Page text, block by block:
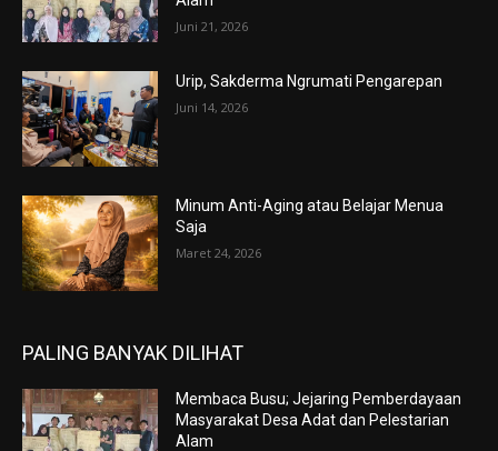
Juni 21, 2026
Urip, Sakderma Ngrumati Pengarepan
Juni 14, 2026
Minum Anti-Aging atau Belajar Menua
Saja
Maret 24, 2026
PALING BANYAK DILIHAT
Membaca Busu; Jejaring Pemberdayaan
Masyarakat Desa Adat dan Pelestarian
Alam